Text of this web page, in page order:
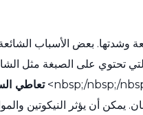
بعض الأسباب
تحتوي على الصبغة مثل
تعاطي
يمكن أن يؤثر النيكوتين